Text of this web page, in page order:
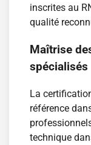
inscrites au
qualité
Maîtrise
spécialisés
La
référence
technique